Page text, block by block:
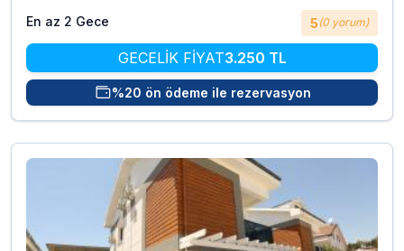
%20 ön ödeme ile rezervasyon
En az 2 Gece 5 (0 yorum)
GECELİK FİYAT3.250 TL